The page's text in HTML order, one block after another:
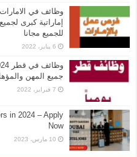
إماراتية كبرى
للجميع مجانا
6 يناير، 2022
جميع المهن
7 فبراير، 2022
in 2024 – Apply
Now
10 مارس، 2023